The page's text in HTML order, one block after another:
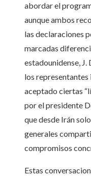
abordar el
aunque ambos
las declaraciones
marcadas
estadounidense, J.
los representantes
aceptado ciertas
por el presidente
que desde Irán
generales
compromisos
Estas